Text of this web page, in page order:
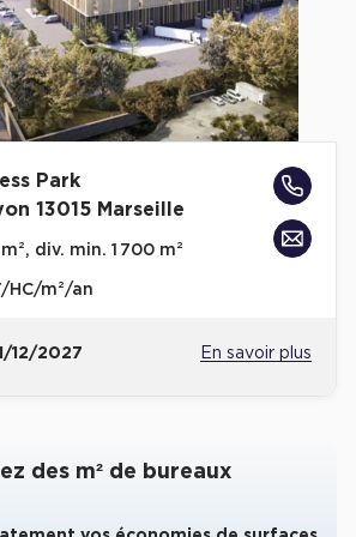
à Toulouse
Park
13015 Marseille
div. min. 1 700 m²
HC/m²/an
12/2027 En savoir plus
des m² de bureaux